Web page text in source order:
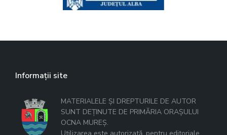
Informații site
MATERIALELE ȘI DREPTURILE DE AUTOR
SUNT DEȚINUTE DE PRIMĂRIA ORAȘULUI
OCNA MUREȘ.